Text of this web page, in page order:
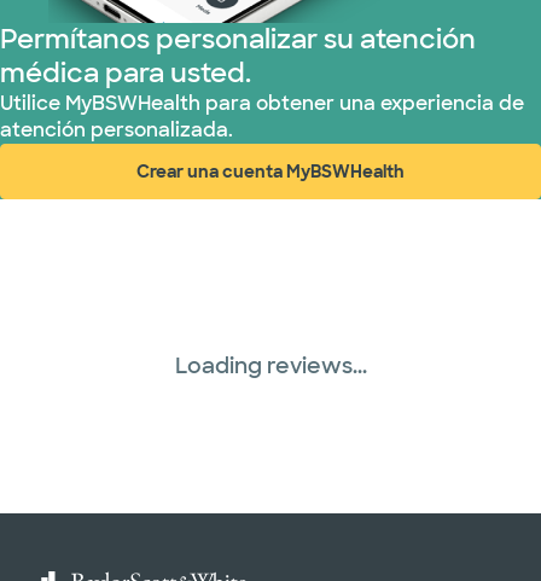
Permítanos personalizar su atención
médica para usted.
Utilice MyBSWHealth para obtener una experiencia de
atención personalizada.
Crear una cuenta MyBSWHealth
(abre en ventana nueva)
Loading reviews...